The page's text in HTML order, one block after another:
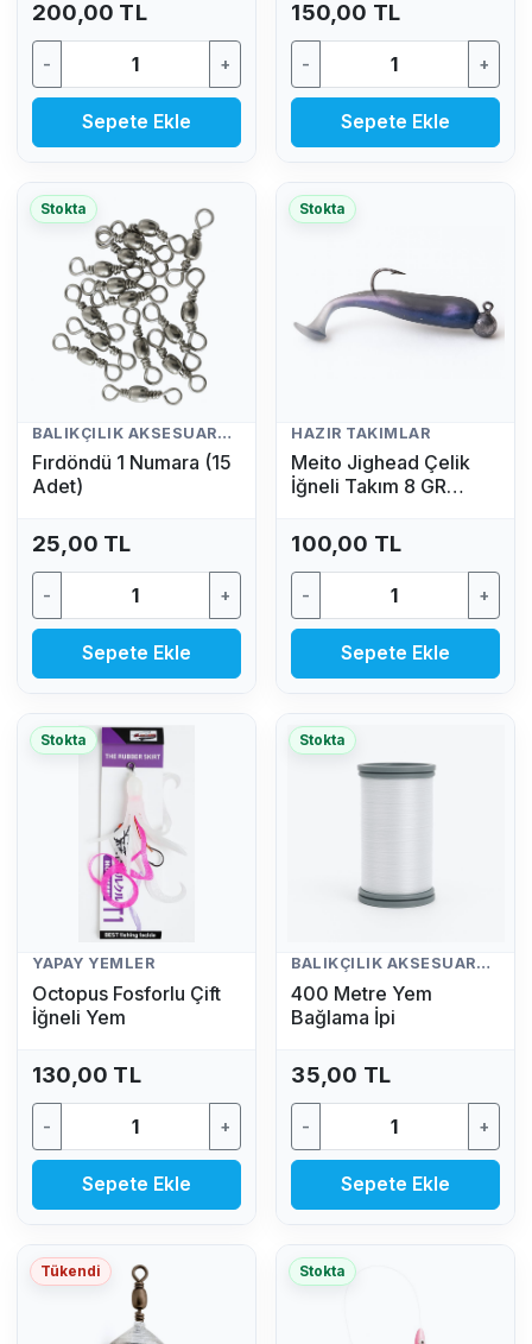
200,00 TL
- +
Sepete Ekle
150,00 TL
- +
Sepete Ekle
Stokta
BALIKÇILIK AKSESUARLARI
Fırdöndü 1 Numara (15
Adet)
25,00 TL
- +
Sepete Ekle
Stokta
HAZIR TAKIMLAR
Meito Jighead Çelik
İğneli Takım 8 GR
100,00 TL
- +
Sepete Ekle
Stokta
YAPAY YEMLER
Octopus Fosforlu Çift
İğneli Yem
130,00 TL
- +
Sepete Ekle
Stokta
BALIKÇILIK AKSESUARLARI
400 Metre Yem
Bağlama İpi
35,00 TL
- +
Sepete Ekle
Tükendi Stokta